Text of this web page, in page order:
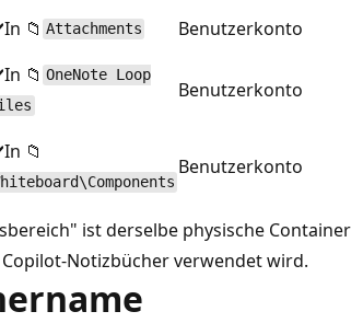
📁 Attachments
Benutzerkonto
📁 OneNote Loop
Benutzerkonto
📁
Benutzerkonto
ist derselbe physische Container
Notizbücher verwendet wird.